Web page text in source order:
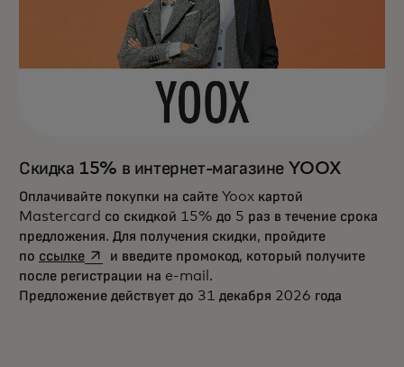
Скидка 15% в интернет-магазине YOOX
Оплачивайте покупки на сайте Yoox картой
Mastercard со скидкой 15% до 5 раз в течение срока
предложения. Для получения скидки, пройдите
по ссылкеopens in a new tab
и введите промокод, который получите
после регистрации на e-mail.
Предложение действует до 31 декабря 2026 года